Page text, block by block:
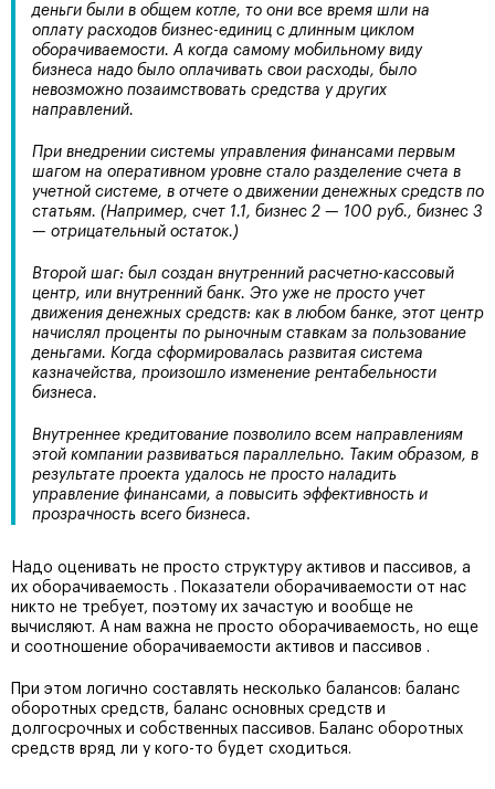
деньги были в общем котле, то они все время шли на
оплату расходов бизнес-единиц с длинным циклом
оборачиваемости. А когда самому мобильному виду
бизнеса надо было оплачивать свои расходы, было
невозможно позаимствовать средства у других
направлений.
При внедрении системы управления финансами первым
шагом на оперативном уровне стало разделение счета в
учетной системе, в отчете о движении денежных средств по
статьям. (Например, счет 1.1, бизнес 2 — 100 руб., бизнес 3
— отрицательный остаток.)
Второй шаг: был создан внутренний расчетно-кассовый
центр, или внутренний банк. Это уже не просто учет
движения денежных средств: как в любом банке, этот центр
начислял проценты по рыночным ставкам за пользование
деньгами. Когда сформировалась развитая система
казначейства, произошло изменение рентабельности
бизнеса.
Внутреннее кредитование позволило всем направлениям
этой компании развиваться параллельно. Таким образом, в
результате проекта удалось не просто наладить
управление финансами, а повысить эффективность и
прозрачность всего бизнеса.
Надо оценивать не просто структуру активов и пассивов, а
их оборачиваемость . Показатели оборачиваемости от нас
никто не требует, поэтому их зачастую и вообще не
вычисляют. А нам важна не просто оборачиваемость, но еще
и соотношение оборачиваемости активов и пассивов .
При этом логично составлять несколько балансов: баланс
оборотных средств, баланс основных средств и
долгосрочных и собственных пассивов. Баланс оборотных
средств вряд ли у кого-то будет сходиться.